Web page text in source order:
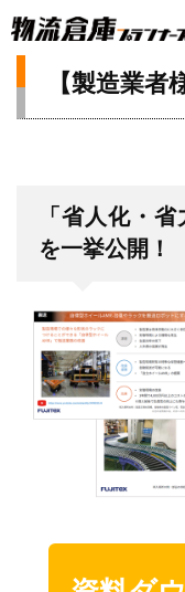
【製造業
「省人化・
を一挙公開！